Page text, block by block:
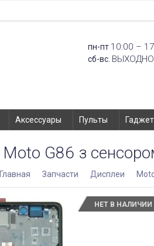
пн-пт 10:00 –
сб-вс.
Аксессуары Пульты
G86 з
Главная Запчасти Дисплеи
НЕТ В НАЛИЧИИ